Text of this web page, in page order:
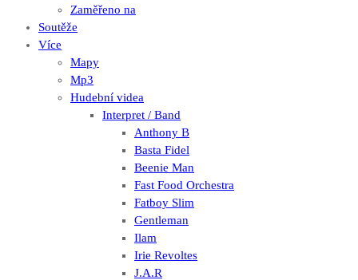
Zaměřeno na
Soutěže
Více
Mapy
Mp3
Hudební videa
Interpret / Band
Anthony B
Basta Fidel
Beenie Man
Fast Food Orchestra
Fatboy Slim
Gentleman
Ilam
Irie Revoltes
J.A.R